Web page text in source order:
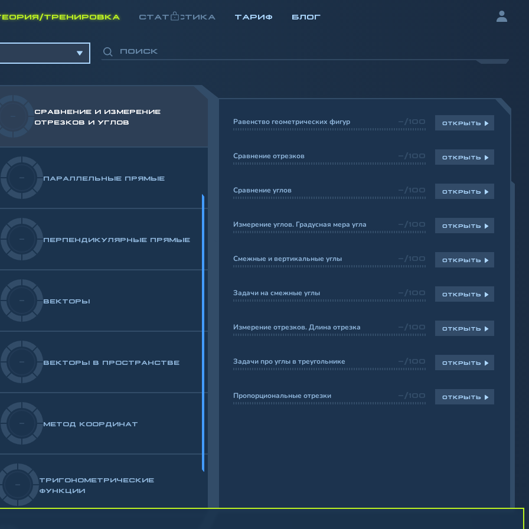
ТРЕНИРОВКА СТАТИСТИКА ТАРИФ БЛОГ
ОСНОВНЫЕ ПОНЯТИЯ В
СРАВНЕНИЕ И ИЗМЕРЕНИЕ
ОТРЕЗКОВ И УГЛОВ
- ПАРАЛЛЕЛЬНЫЕ ПРЯМЫЕ
- ПЕРПЕНДИКУЛЯРНЫЕ ПРЯМЫЕ
- ВЕКТОРЫ
- ВЕКТОРЫ В ПРОСТРАНСТВЕ
- МЕТОД КООРДИНАТ
-
ТРИГОНОМЕТРИЧЕСКИЕ
ФУНКЦИИ
Равенство геометрических фигур -/100 ОТКРЫТЬ
Сравнение отрезков -/100 ОТКРЫТЬ
Сравнение углов -/100 ОТКРЫТЬ
Измерение углов. Градусная мера угла -/100 ОТКРЫТЬ
Смежные и вертикальные углы -/100 ОТКРЫТЬ
Задачи на смежные углы -/100 ОТКРЫТЬ
Измерение отрезков. Длина отрезка -/100 ОТКРЫТЬ
Задачи про углы в треугольнике -/100 ОТКРЫТЬ
Пропорциональные отрезки -/100 ОТКРЫТЬ